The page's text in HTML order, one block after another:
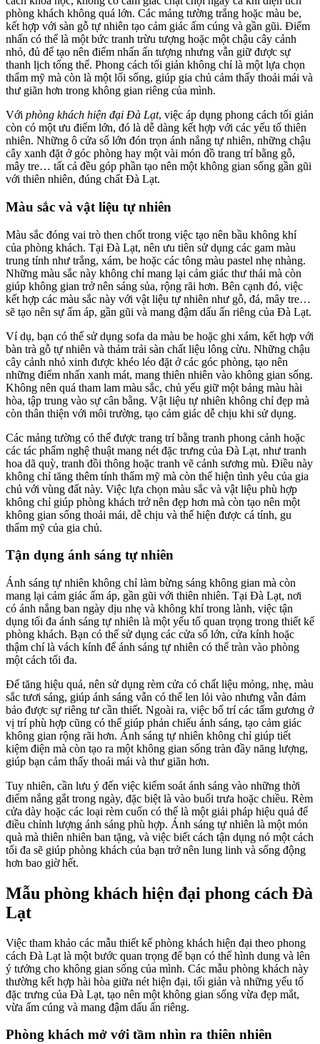
phòng khách không quá lớn. Các mảng tường trắng hoặc màu be,
kết hợp với sàn gỗ tự nhiên tạo cảm giác ấm cúng và gần gũi. Điểm
nhấn có thể là một bức tranh trừu tượng hoặc một chậu cây cảnh
nhỏ, đủ để tạo nên điểm nhấn ấn tượng nhưng vẫn giữ được sự
thanh lịch tổng thể. Phong cách tối giản không chỉ là một lựa chọn
thẩm mỹ mà còn là một lối sống, giúp gia chủ cảm thấy thoải mái và
thư giãn hơn trong không gian riêng của mình.
Với phòng khách hiện đại Đà Lạt, việc áp dụng phong cách tối giản
còn có một ưu điểm lớn, đó là dễ dàng kết hợp với các yếu tố thiên
nhiên. Những ô cửa sổ lớn đón trọn ánh nắng tự nhiên, những chậu
cây xanh đặt ở góc phòng hay một vài món đồ trang trí bằng gỗ,
mây tre… tất cả đều góp phần tạo nên một không gian sống gần gũi
với thiên nhiên, đúng chất Đà Lạt.
Màu sắc và vật liệu tự nhiên
Màu sắc đóng vai trò then chốt trong việc tạo nên bầu không khí
của phòng khách. Tại Đà Lạt, nên ưu tiên sử dụng các gam màu
trung tính như trắng, xám, be hoặc các tông màu pastel nhẹ nhàng.
Những màu sắc này không chỉ mang lại cảm giác thư thái mà còn
giúp không gian trở nên sáng sủa, rộng rãi hơn. Bên cạnh đó, việc
kết hợp các màu sắc này với vật liệu tự nhiên như gỗ, đá, mây tre…
sẽ tạo nên sự ấm áp, gần gũi và mang đậm dấu ấn riêng của Đà Lạt.
Ví dụ, bạn có thể sử dụng sofa da màu be hoặc ghi xám, kết hợp với
bàn trà gỗ tự nhiên và thảm trải sàn chất liệu lông cừu. Những chậu
cây cảnh nhỏ xinh được khéo léo đặt ở các góc phòng, tạo nên
những điểm nhấn xanh mát, mang thiên nhiên vào không gian sống.
Không nên quá tham lam màu sắc, chủ yếu giữ một bảng màu hài
hòa, tập trung vào sự cân bằng. Vật liệu tự nhiên không chỉ đẹp mà
còn thân thiện với môi trường, tạo cảm giác dễ chịu khi sử dụng.
Các mảng tường có thể được trang trí bằng tranh phong cảnh hoặc
các tác phẩm nghệ thuật mang nét đặc trưng của Đà Lạt, như tranh
hoa dã quỳ, tranh đồi thông hoặc tranh vẽ cảnh sương mù. Điều này
không chỉ tăng thêm tính thẩm mỹ mà còn thể hiện tình yêu của gia
chủ với vùng đất này. Việc lựa chọn màu sắc và vật liệu phù hợp
không chỉ giúp phòng khách trở nên đẹp hơn mà còn tạo nên một
không gian sống thoải mái, dễ chịu và thể hiện được cá tính, gu
thẩm mỹ của gia chủ.
Tận dụng ánh sáng tự nhiên
Ánh sáng tự nhiên không chỉ làm bừng sáng không gian mà còn
mang lại cảm giác ấm áp, gần gũi với thiên nhiên. Tại Đà Lạt, nơi
có ánh nắng ban ngày dịu nhẹ và không khí trong lành, việc tận
dụng tối đa ánh sáng tự nhiên là một yếu tố quan trọng trong thiết kế
phòng khách. Bạn có thể sử dụng các cửa sổ lớn, cửa kính hoặc
thậm chí là vách kính để ánh sáng tự nhiên có thể tràn vào phòng
một cách tối đa.
Để tăng hiệu quả, nên sử dụng rèm cửa có chất liệu mỏng, nhẹ, màu
sắc tươi sáng, giúp ánh sáng vẫn có thể len lỏi vào nhưng vẫn đảm
bảo được sự riêng tư cần thiết. Ngoài ra, việc bố trí các tấm gương ở
vị trí phù hợp cũng có thể giúp phản chiếu ánh sáng, tạo cảm giác
không gian rộng rãi hơn. Ánh sáng tự nhiên không chỉ giúp tiết
kiệm điện mà còn tạo ra một không gian sống tràn đầy năng lượng,
giúp bạn cảm thấy thoải mái và thư giãn hơn.
Tuy nhiên, cần lưu ý đến việc kiểm soát ánh sáng vào những thời
điểm nắng gắt trong ngày, đặc biệt là vào buổi trưa hoặc chiều. Rèm
cửa dày hoặc các loại rèm cuốn có thể là một giải pháp hiệu quả để
điều chỉnh lượng ánh sáng phù hợp. Ánh sáng tự nhiên là một món
quà mà thiên nhiên ban tặng, và việc biết cách tận dụng nó một cách
tối đa sẽ giúp phòng khách của bạn trở nên lung linh và sống động
hơn bao giờ hết.
Mẫu phòng khách hiện đại phong cách Đà
Lạt
Việc tham khảo các mẫu thiết kế phòng khách hiện đại theo phong
cách Đà Lạt là một bước quan trọng để bạn có thể hình dung và lên
ý tưởng cho không gian sống của mình. Các mẫu phòng khách này
thường kết hợp hài hòa giữa nét hiện đại, tối giản và những yếu tố
đặc trưng của Đà Lạt, tạo nên một không gian sống vừa đẹp mắt,
vừa ấm cúng và mang đậm dấu ấn riêng.
Phòng khách mở với tầm nhìn ra thiên nhiên